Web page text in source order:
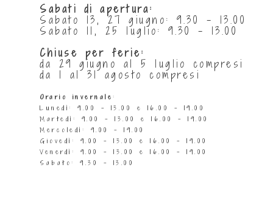
Sabati di apertura:
Sabato 13, 27 giugno: 9.30 - 13.00
Sabato 11, 25 luglio: 9.30 - 13.00
Chiuse per ferie:
da 29 giugno al 5 luglio compresi
da 1 al 31 agosto compresi
Orario invernale :
Lunedì: 9.00 - 13.00 e 16.00 - 19.00
Martedì: 9.00 - 13.00 e 16.00 - 19.00
Mercoledì: 9.00 - 19.00
Giovedì: 9.00 - 13.00 e 16.00 - 19.00
Venerdì: 9.00 - 13.00 e 16.00 - 19.00
Sabato: 9.30 - 13.00